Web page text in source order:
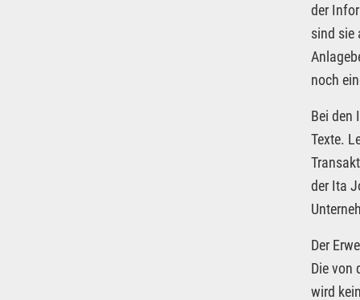
der
sind sie
noch
Bei den
Texte.
der Ita
Der
Die von
wird